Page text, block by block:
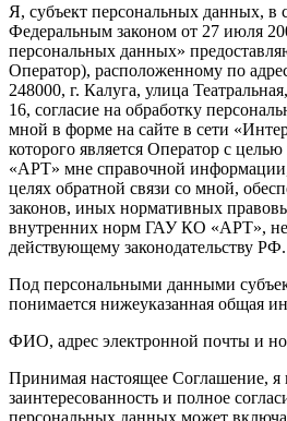
Я, субъект персональных данных, в
Федеральным законом от 27 июля
персональных данных»
Оператор), расположенному по
248000, г. Калуга, улица
16, согласие на обработку
мной в форме на сайте в сети
которого является Оператор с
«АРТ» мне справочной информации,
целях обратной связи со мной,
законов, иных нормативных
внутренних норм ГАУ КО «АРТ»,
действующему законодательству РФ.
Под персональными данными
понимается нижеуказанная общая
ФИО, адрес электронной почты и
Принимая настоящее Соглашение,
заинтересованность и полное
персональных данных может